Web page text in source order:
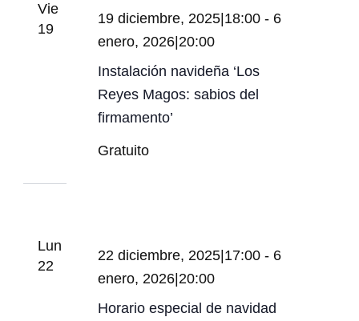
Vie
19
Instalación navideña ‘Los
Reyes Magos: sabios del
firmamento’
19 diciembre, 2025|18:00 - 6
enero, 2026|20:00
Gratuito
Lun
22
Horario especial de navidad
22 diciembre, 2025|17:00 - 6
enero, 2026|20:00